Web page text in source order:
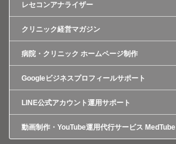
レセコンアナライザー
クリニック経営マガジン
病院・クリニック ホームページ制作
Googleビジネスプロフィールサポート
LINE公式アカウント運用サポート
動画制作・YouTube運用代行サービス MedTube